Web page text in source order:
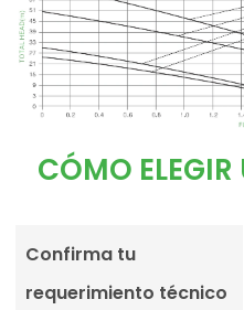
CÓMO
Confirma tu
requerimiento técnico